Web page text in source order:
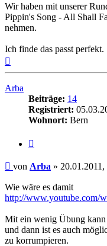
Wir haben mit unserer
Pippin's Song - All Shall
nehmen.
Ich finde das passt perfekt.
Arba
Beiträge: 14
Registriert:
Wohnort: Bern
Beitrag
von Arba »
Wie wäre es damit
http://www.youtube.com/
Mit ein wenig Übung kann
und dann ist es auch
zu korrumpieren.